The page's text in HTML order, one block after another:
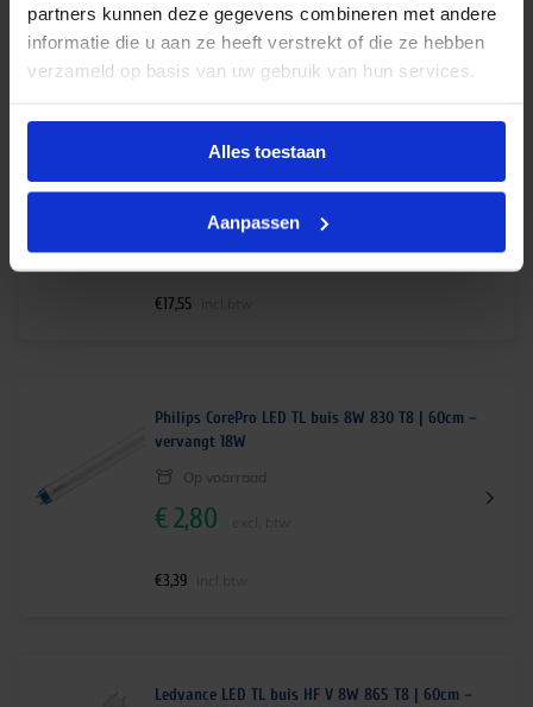
partners kunnen deze gegevens combineren met andere
informatie die u aan ze heeft verstrekt of die ze hebben
verzameld op basis van uw gebruik van hun services.
Alles toestaan
Aanpassen
€ 5,20 incl.btw
Ledvance LED TL buis HF V 8W 840 T8 | 60cm-
vervangt 18W
€17,55
Philips CorePro LED TL buis 8W 830 T8 | 60cm –
vervangt 18W
Op voorraad
€2,80
€3,39
Ledvance LED TL buis HF V 8W 865 T8 | 60cm –